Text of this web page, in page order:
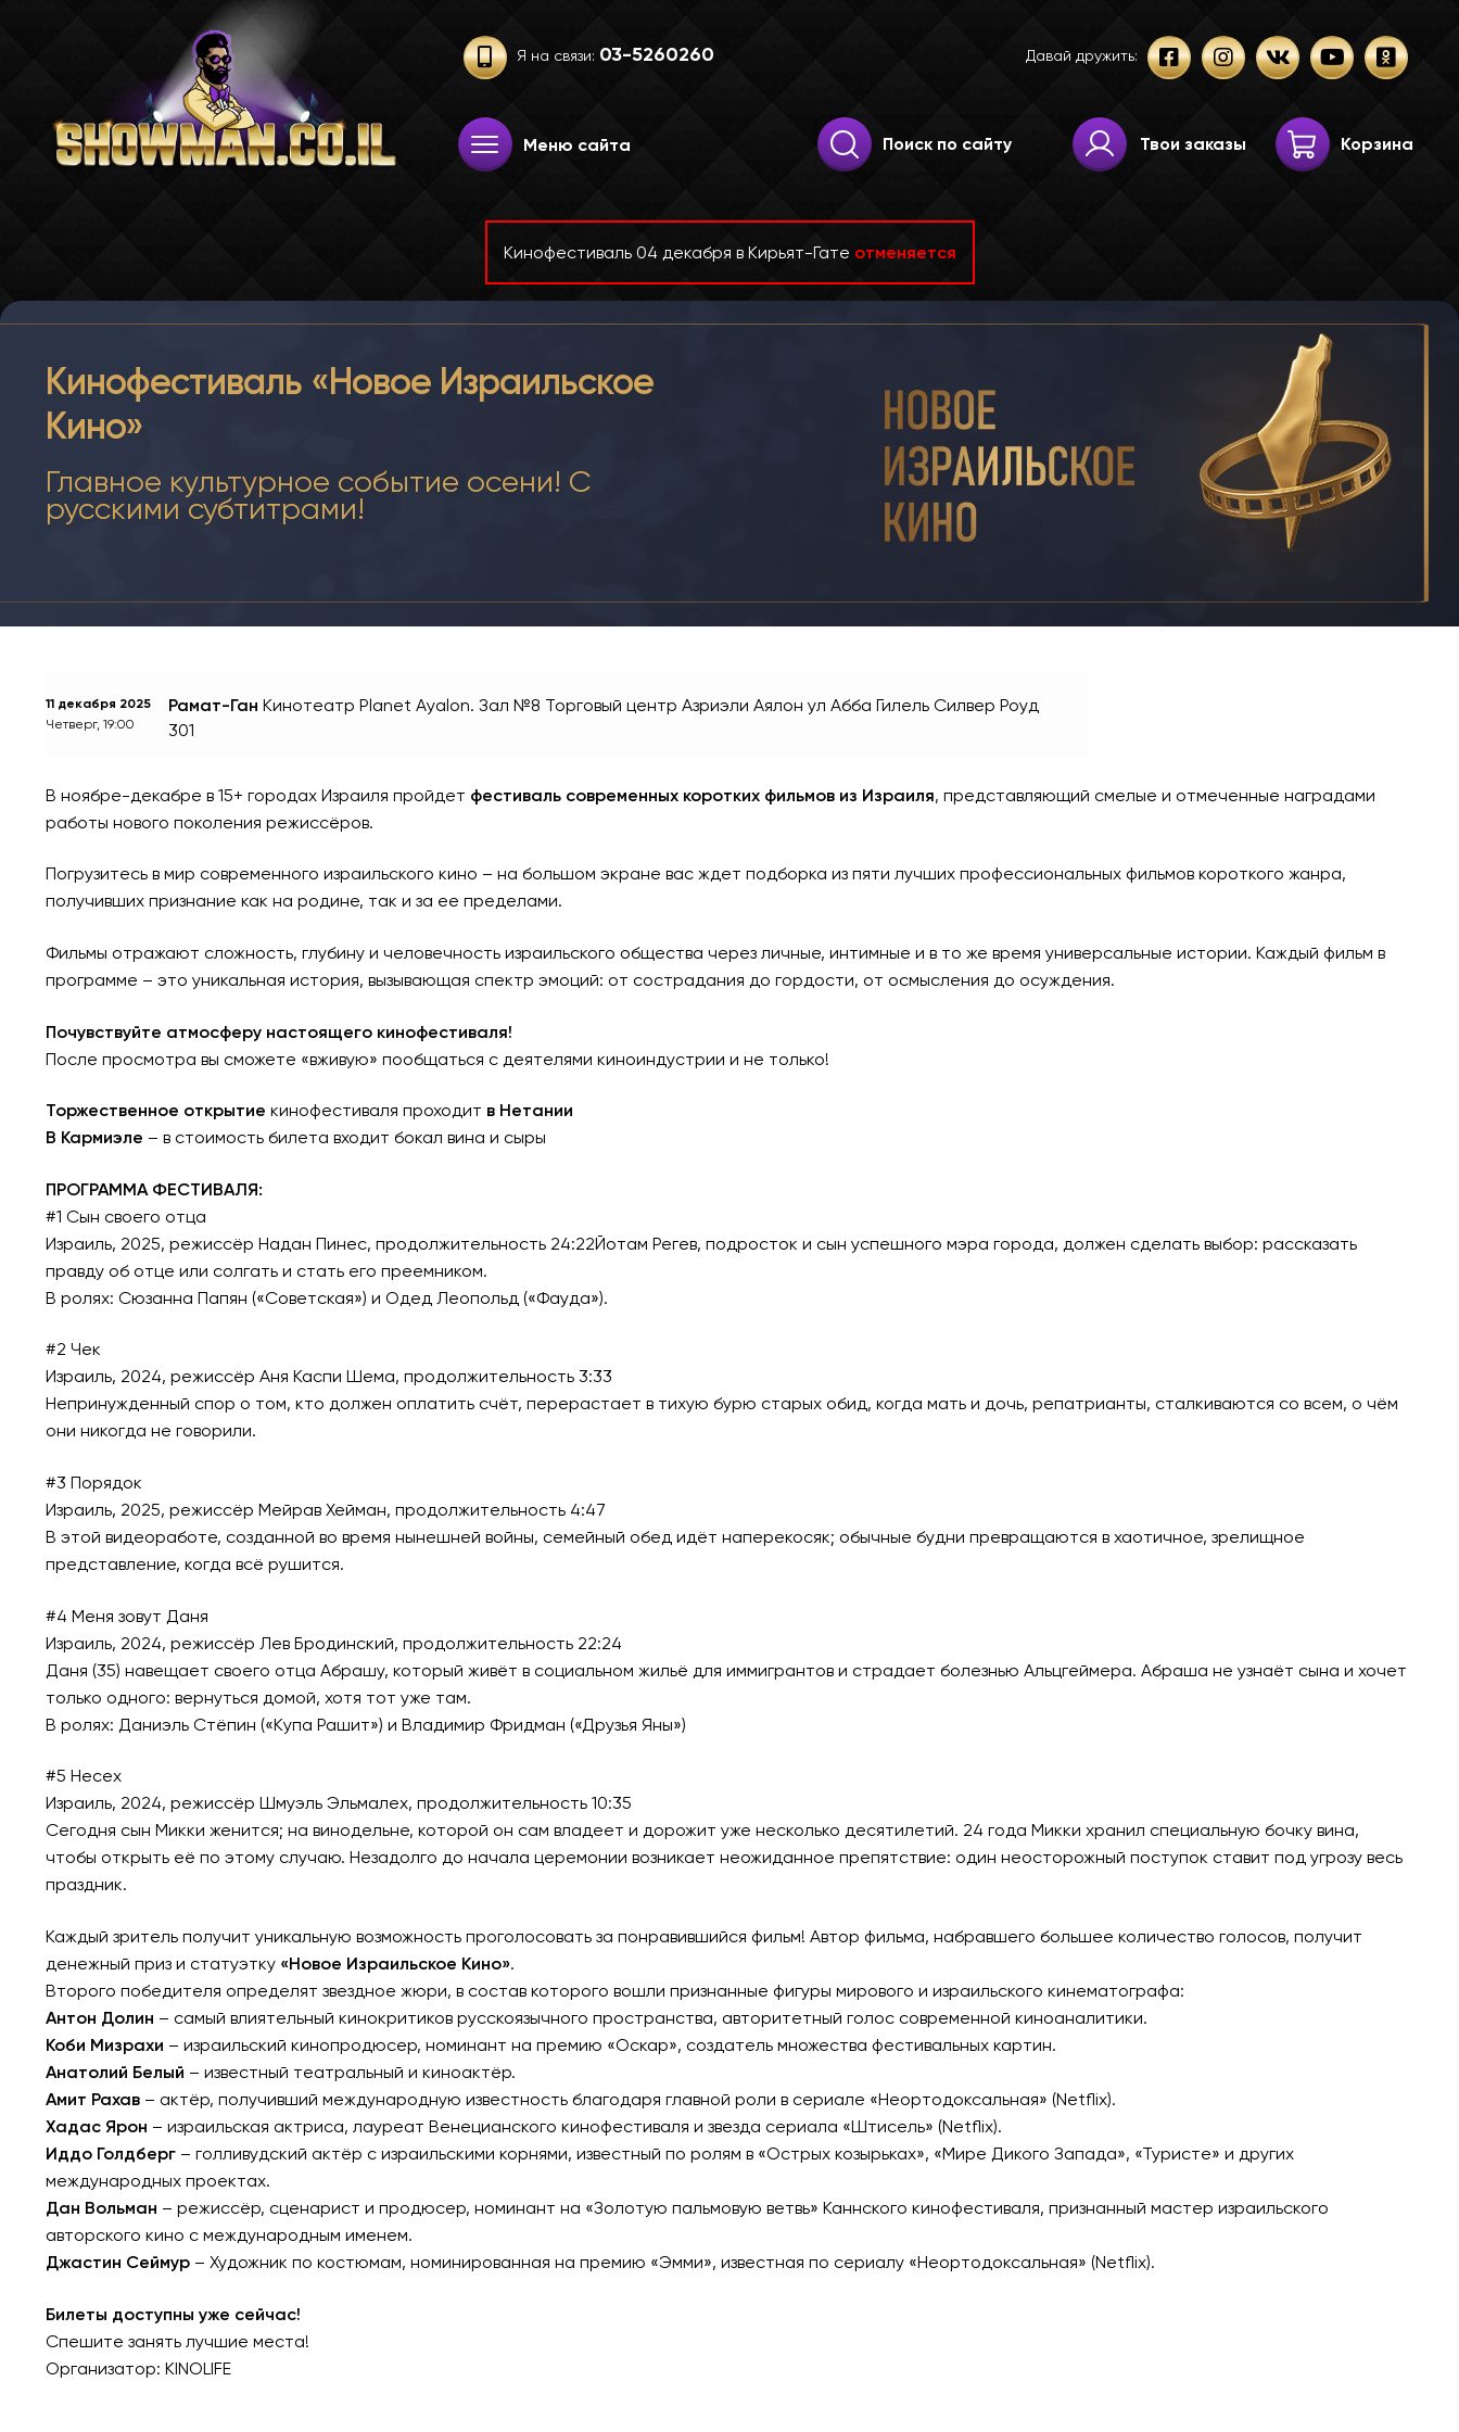
Я на связи: 03-52­60­260 Давай дружить:
Меню сайта
Искать:
Поиск
Твои заказы Корзина
Кинофестиваль 04 декабря в Кирьят-Гате отменяется
Кинофестиваль «Новое Израильское
Кино»
Главное культурное событие осени! С
русскими субтитрами!
11 декабря 2025
Четверг, 19:00
Рамат-Ган Кинотеатр Planet Ayalon. Зал №8 Торговый центр Азриэли Аялон ул Абба Гилель Силвер Роуд
301
В ноябре-декабре в 15+ городах Израиля пройдет фестиваль современных коротких фильмов из Израиля, представляющий смелые и отмеченные наградами
работы нового поколения режиссёров.
Погрузитесь в мир современного израильского кино – на большом экране вас ждет подборка из пяти лучших профессиональных фильмов короткого жанра,
получивших признание как на родине, так и за ее пределами.
Фильмы отражают сложность, глубину и человечность израильского общества через личные, интимные и в то же время универсальные истории. Каждый фильм в
программе – это уникальная история, вызывающая спектр эмоций: от сострадания до гордости, от осмысления до осуждения.
Почувствуйте атмосферу настоящего кинофестиваля!
После просмотра вы сможете «вживую» пообщаться с деятелями киноиндустрии и не только!
Торжественное открытие кинофестиваля проходит в Нетании
В Кармиэле – в стоимость билета входит бокал вина и сыры
ПРОГРАММА ФЕСТИВАЛЯ:
#1 Сын своего отца
Израиль, 2025, режиссёр Надан Пинес, продолжительность 24:22Йотам Регев, подросток и сын успешного мэра города, должен сделать выбор: рассказать
правду об отце или солгать и стать его преемником.
В ролях: Сюзанна Папян («Советская») и Одед Леопольд («Фауда»).
#2 Чек
Израиль, 2024, режиссёр Аня Каспи Шема, продолжительность 3:33
Непринужденный спор о том, кто должен оплатить счёт, перерастает в тихую бурю старых обид, когда мать и дочь, репатрианты, сталкиваются со всем, о чём
они никогда не говорили.
#3 Порядок
Израиль, 2025, режиссёр Мейрав Хейман, продолжительность 4:47
В этой видеоработе, созданной во время нынешней войны, семейный обед идёт наперекосяк; обычные будни превращаются в хаотичное, зрелищное
представление, когда всё рушится.
#4 Меня зовут Даня
Израиль, 2024, режиссёр Лев Бродинский, продолжительность 22:24
Даня (35) навещает своего отца Абрашу, который живёт в социальном жильё для иммигрантов и страдает болезнью Альцгеймера. Абраша не узнаёт сына и хочет
только одного: вернуться домой, хотя тот уже там.
В ролях: Даниэль Стёпин («Купа Рашит») и Владимир Фридман («Друзья Яны»)
#5 Несех
Израиль, 2024, режиссёр Шмуэль Эльмалех, продолжительность 10:35
Сегодня сын Микки женится; на винодельне, которой он сам владеет и дорожит уже несколько десятилетий. 24 года Микки хранил специальную бочку вина,
чтобы открыть её по этому случаю. Незадолго до начала церемонии возникает неожиданное препятствие: один неосторожный поступок ставит под угрозу весь
праздник.
Каждый зритель получит уникальную возможность проголосовать за понравившийся фильм! Автор фильма, набравшего большее количество голосов, получит
денежный приз и статуэтку «Новое Израильское Кино».
Второго победителя определят звездное жюри, в состав которого вошли признанные фигуры мирового и израильского кинематографа:
Антон Долин – самый влиятельный кинокритиков русскоязычного пространства, авторитетный голос современной киноаналитики.
Коби Мизрахи – израильский кинопродюсер, номинант на премию «Оскар», создатель множества фестивальных картин.
Анатолий Белый – известный театральный и киноактёр.
Амит Рахав– актёр, получивший международную известность благодаря главной роли в сериале «Неортодоксальная» (Netflix).
Хадас Ярон – израильская актриса, лауреат Венецианского кинофестиваля и звезда сериала «Штисель» (Netflix).
Иддо Голдберг– голливудский актёр с израильскими корнями, известный по ролям в «Острых козырьках», «Мире Дикого Запада», «Туристе» и других
международных проектах.
Дан Вольман – режиссёр, сценарист и продюсер, номинант на «Золотую пальмовую ветвь» Каннского кинофестиваля, признанный мастер израильского
авторского кино с международным именем.
Джастин Сеймур– Художник по костюмам, номинированная на премию «Эмми», известная по сериалу «Неортодоксальная» (Netflix).
Билеты доступны уже сейчас!
Спешите занять лучшие места!
Организатор: KINOLIFE